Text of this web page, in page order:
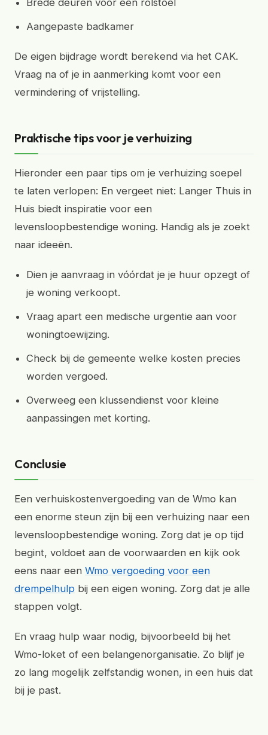
Brede deuren voor een rolstoel
Aangepaste badkamer
De eigen bijdrage wordt berekend via het CAK.
Vraag na of je in aanmerking komt voor een
vermindering of vrijstelling.
Praktische tips voor je verhuizing
Hieronder een paar tips om je verhuizing soepel
te laten verlopen: En vergeet niet: Langer Thuis in
Huis biedt inspiratie voor een
levensloopbestendige woning. Handig als je zoekt
naar ideeën.
Dien je aanvraag in vóórdat je je huur opzegt of
je woning verkoopt.
Vraag apart een medische urgentie aan voor
woningtoewijzing.
Check bij de gemeente welke kosten precies
worden vergoed.
Overweeg een klussendienst voor kleine
aanpassingen met korting.
Conclusie
Een verhuiskostenvergoeding van de Wmo kan
een enorme steun zijn bij een verhuizing naar een
levensloopbestendige woning. Zorg dat je op tijd
begint, voldoet aan de voorwaarden en kijk ook
eens naar een Wmo vergoeding voor een
drempelhulp bij een eigen woning. Zorg dat je alle
stappen volgt.
En vraag hulp waar nodig, bijvoorbeeld bij het
Wmo-loket of een belangenorganisatie. Zo blijf je
zo lang mogelijk zelfstandig wonen, in een huis dat
bij je past.